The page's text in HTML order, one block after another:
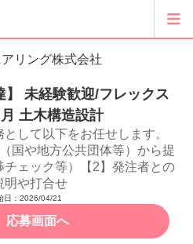
リング株式会社
未経験歓迎/フレックス
土木構造設計
して以下をお任せします。
国や地方公共団体等）から提
ェック等）【2】発注者との
明や打合せ
日： 2026/04/21
応募画面へ